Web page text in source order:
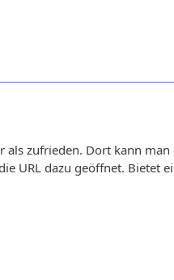
zufrieden. Dort kann
URL dazu geöffnet. Bietet